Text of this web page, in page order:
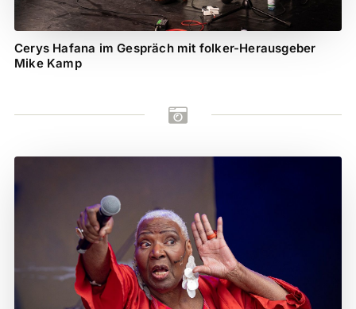
Cerys Hafana im Gespräch mit folker-Herausgeber
Mike Kamp
